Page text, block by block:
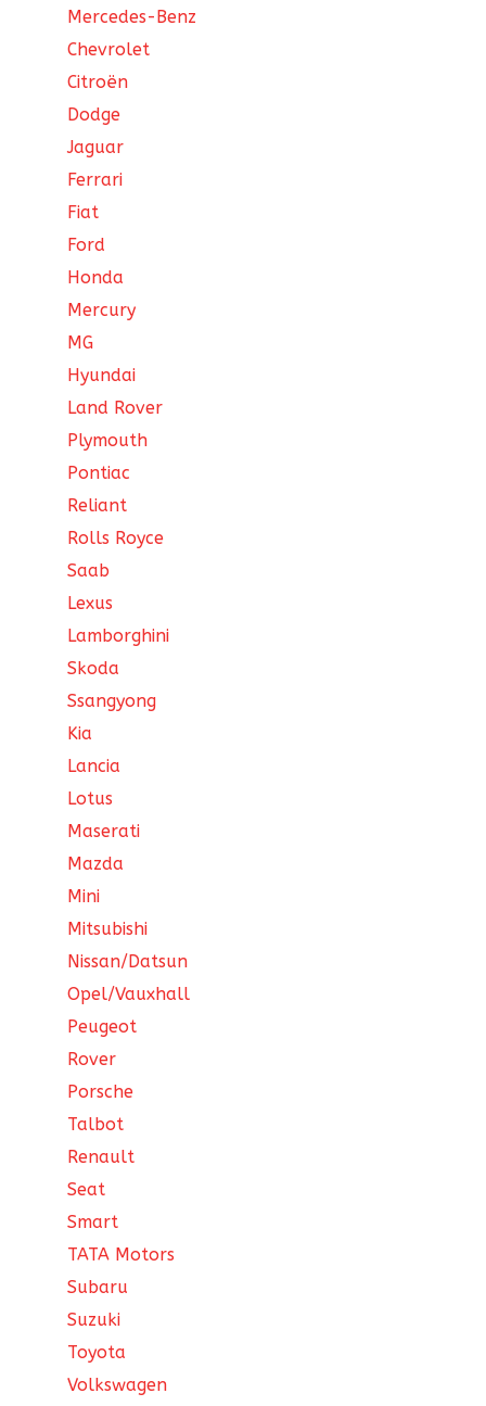
Mercedes-Benz
Chevrolet
Citroën
Dodge
Jaguar
Ferrari
Fiat
Ford
Honda
Mercury
MG
Hyundai
Land Rover
Plymouth
Pontiac
Reliant
Rolls Royce
Saab
Lexus
Lamborghini
Skoda
Ssangyong
Kia
Lancia
Lotus
Maserati
Mazda
Mini
Mitsubishi
Nissan/Datsun
Opel/Vauxhall
Peugeot
Rover
Porsche
Talbot
Renault
Seat
Smart
TATA Motors
Subaru
Suzuki
Toyota
Volkswagen